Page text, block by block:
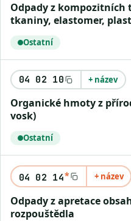
Odpady z kompozitních tkanin (impregnované
tkaniny, elastomer,
Ostatní
04 02 10 + název
Organické hmoty z přírodních produktů (např. tuk,
vosk)
Ostatní
04 02 14* + název
Odpady z apretace obsahující organická
rozpouštědla